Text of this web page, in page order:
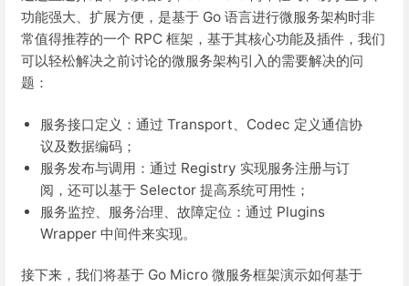
功能强大、扩展方便，是基于 Go 语言进行微服务架构时非
常值得推荐的一个 RPC 框架，基于其核心功能及插件，我们
可以轻松解决之前讨论的微服务架构引入的需要解决的问
题：
服务接口定义：通过 Transport、Codec 定义通信协
议及数据编码；
服务发布与调用：通过 Registry 实现服务注册与订
阅，还可以基于 Selector 提高系统可用性；
服务监控、服务治理、故障定位：通过 Plugins
Wrapper 中间件来实现。
接下来，我们将基于 Go Micro 微服务框架演示如何基于